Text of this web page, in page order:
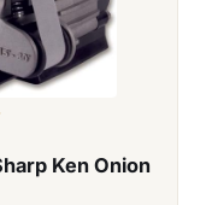
Ken Onion